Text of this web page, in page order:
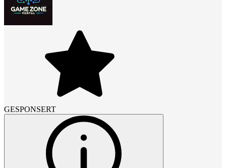
GESPONSERT